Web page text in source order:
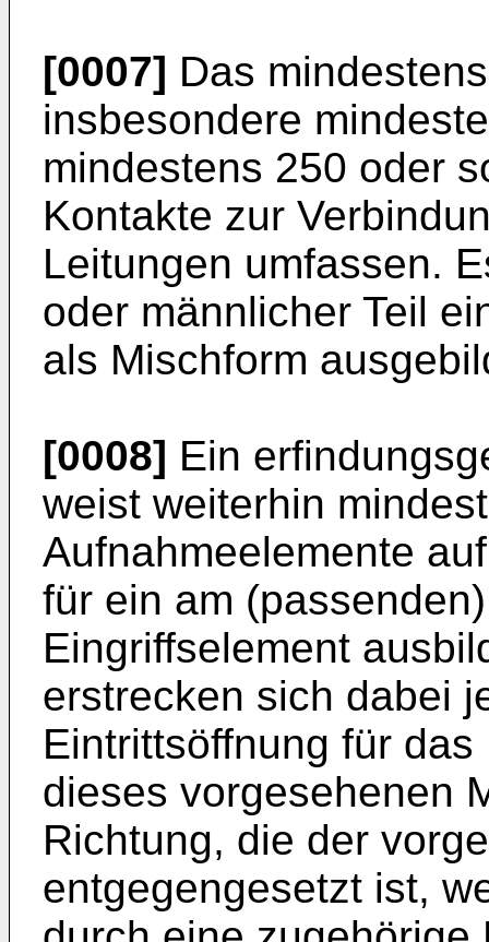
[0007] Das
insbesondere
mindestens 250 oder
Kontakte zur
Leitungen umfassen.
oder männlicher Teil
als Mischform
[0008] Ein
weist weiterhin
Aufnahmeelemente
für ein am
Eingriffselement
erstrecken sich dabei
Eintrittsöffnung für
dieses vorgesehenen
Richtung, die der
entgegengesetzt ist,